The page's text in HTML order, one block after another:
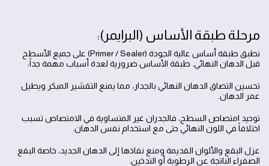
مرحلة طبقة الأساس (البرايمر):
نطبق طبقة أساس عالية الجودة (Primer / Sealer) على جميع الأسطح
قبل الدهان النهائي. طبقة الأساس ضرورية لعدة أسباب مهمة جداً:
تحسين التصاق الدهان النهائي بالجدار، مما يمنع التقشير المبكر ويطيل
عمر الدهان.
توحيد امتصاص السطح، فالجدران غير المتساوية في الامتصاص تسبب
اختلافاً في اللون النهائي حتى مع استخدام نفس الدهان.
عزل البقع والألوان القديمة ومنع نفاذها إلى الدهان الجديد، خاصة البقع
الصفراء الناتجة عن الرطوبة أو التدخين.